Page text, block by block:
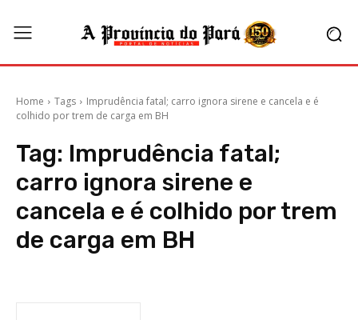
Home Tags
Imprudência fatal; carro ignora sirene e cancela e é
colhido por trem de carga em BH
Tag: Imprudência fatal;
carro ignora sirene e
cancela e é colhido por trem
de carga em BH